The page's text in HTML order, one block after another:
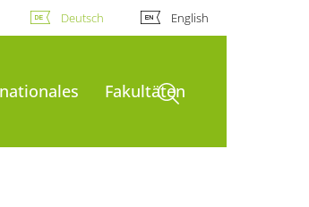
Deutsch English
FakultätenSuche öffnen